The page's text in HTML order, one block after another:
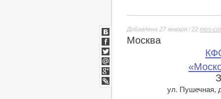
Добавлено 27 января / 22 mos-
Москва
ул. Пушечная,
ВКонтакте
Facebook
Twitter
Мой
Мир
Google+
lj